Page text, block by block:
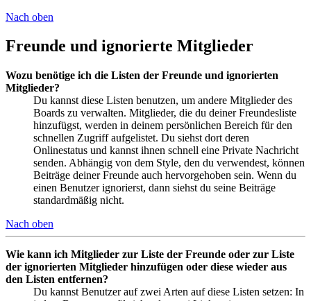
Nach oben
Freunde und ignorierte Mitglieder
Wozu benötige ich die Listen der Freunde und ignorierten
Mitglieder?
Du kannst diese Listen benutzen, um andere Mitglieder des
Boards zu verwalten. Mitglieder, die du deiner Freundesliste
hinzufügst, werden in deinem persönlichen Bereich für den
schnellen Zugriff aufgelistet. Du siehst dort deren
Onlinestatus und kannst ihnen schnell eine Private Nachricht
senden. Abhängig von dem Style, den du verwendest, können
Beiträge deiner Freunde auch hervorgehoben sein. Wenn du
einen Benutzer ignorierst, dann siehst du seine Beiträge
standardmäßig nicht.
Nach oben
Wie kann ich Mitglieder zur Liste der Freunde oder zur Liste
der ignorierten Mitglieder hinzufügen oder diese wieder aus
den Listen entfernen?
Du kannst Benutzer auf zwei Arten auf diese Listen setzen: In